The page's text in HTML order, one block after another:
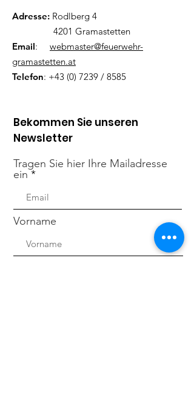
Adresse: Rodlberg 4
4201 Gramastetten
Email: webmaster@feuerwehr-
gramastetten.at
Telefon: +43 (0) 7239 / 8585
Bekommen Sie unseren
Newsletter
Tragen Sie hier Ihre Mailadresse
ein
Vorname